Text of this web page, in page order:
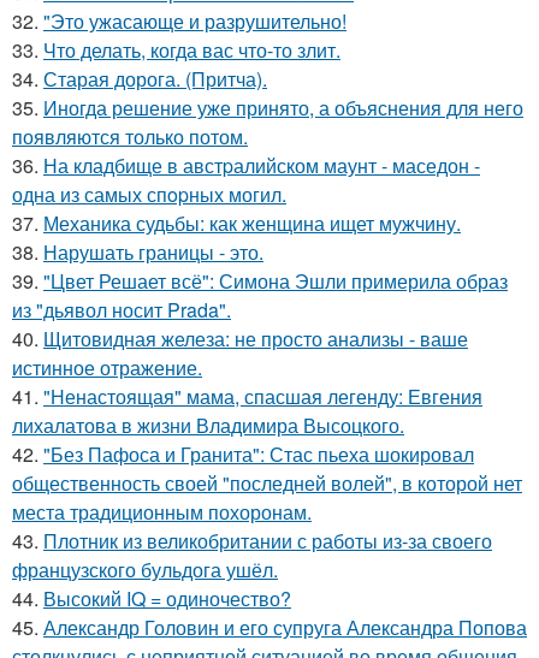
32. "Это ужасающе и разрушительно!
33. Что делать, когда вас что-то злит.
34. Старая дорога. (Притча).
35. Иногда решение уже принято, а объяснения для него
появляются только потом.
36. На кладбище в австpалийском маунт - маседон -
одна из самых спopных могил.
37. Механика судьбы: как женщина ищет мужчину.
38. Нарушать границы - это.
39. "Цвет Решает всё": Симона Эшли примерила образ
из "дьявол носит Prada".
40. Щитовидная железа: не просто анализы - ваше
истинное отражение.
41. "Ненастоящая" мама, спасшая легенду: Евгения
лихалатова в жизни Владимира Высоцкого.
42. "Без Пафоса и Гранита": Стас пьеха шокировал
общественность своей "последней волей", в которой нет
места традиционным похоронам.
43. Плотник из великобритании с работы из-за своего
французского бульдога ушёл.
44. Высокий IQ = одиночество?
45. Александр Головин и его супруга Александра Попова